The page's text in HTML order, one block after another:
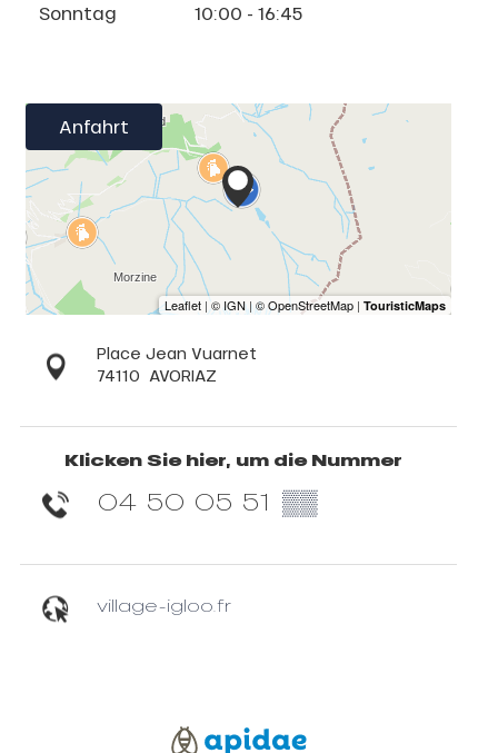
Sonntag 10:00 - 16:45
Anfahrt
Place Jean Vuarnet
74110 AVORIAZ
Klicken Sie hier, um die Nummer
04 50 05 51 ▒▒
village-igloo.fr